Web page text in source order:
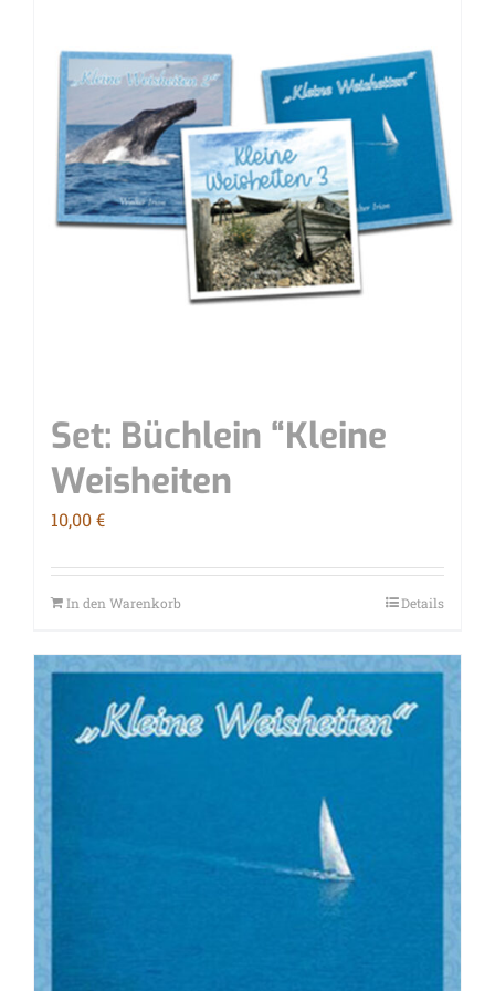
Set: Büch­lein “Klei­ne
Weisheiten
10,00€
In den Warenkorb Details